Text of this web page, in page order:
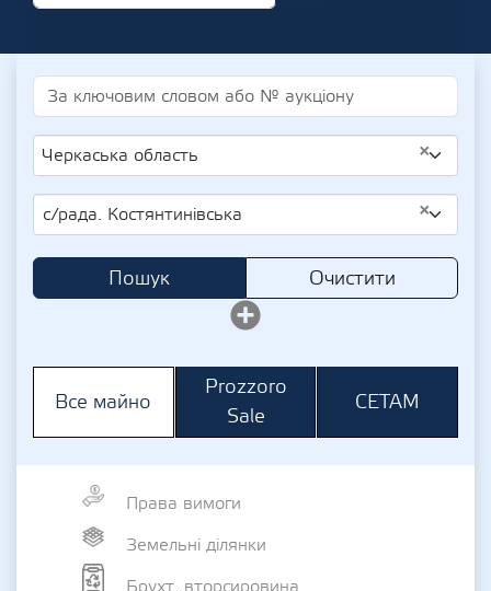
×
Черкаська область
×
с/рада. Костянтинівська
Пошук Очистити
Все майно
Prozzoro
Sale
СЕТАМ
Права вимоги
Земельні ділянки
Брухт, вторсировина